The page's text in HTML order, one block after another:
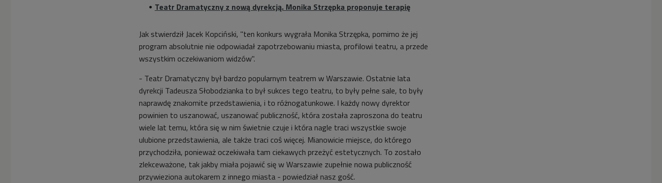
Teatr Dramatyczny z nową dyrekcją. Monika Strzępka proponuje terapię
Jak stwierdził Jacek Kopciński, "ten konkurs wygrała Monika Strzępka, pomimo że jej
program absolutnie nie odpowiadał zapotrzebowaniu miasta, profilowi teatru, a przede
wszystkim oczekiwaniom widzów".
- Teatr Dramatyczny był bardzo popularnym teatrem w Warszawie. Ostatnie lata
dyrekcji Tadeusza Słobodzianka to był sukces tego teatru, to były pełne sale, to były
naprawdę znakomite przedstawienia, i to różnogatunkowe. I każdy nowy dyrektor
powinien to uszanować, uszanować publiczność, która została zaproszona do teatru
wiele lat temu, która się w nim świetnie czuje i która nagle traci wszystkie swoje
ulubione przedstawienia, ale także traci coś więcej. Mianowicie miejsce, do którego
przychodziła, ponieważ oczekiwała tam ciekawych przeżyć estetycznych. To zostało
zlekceważone, tak jakby miała pojawić się w Warszawie zupełnie nowa publiczność
przywieziona autokarem z innego miasta - powiedział nasz gość.